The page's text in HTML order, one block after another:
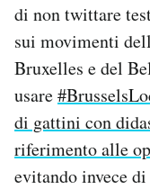
di non twittare
sui movimenti
Bruxelles e del
usare
di gattini con
riferimento alle
evitando invece